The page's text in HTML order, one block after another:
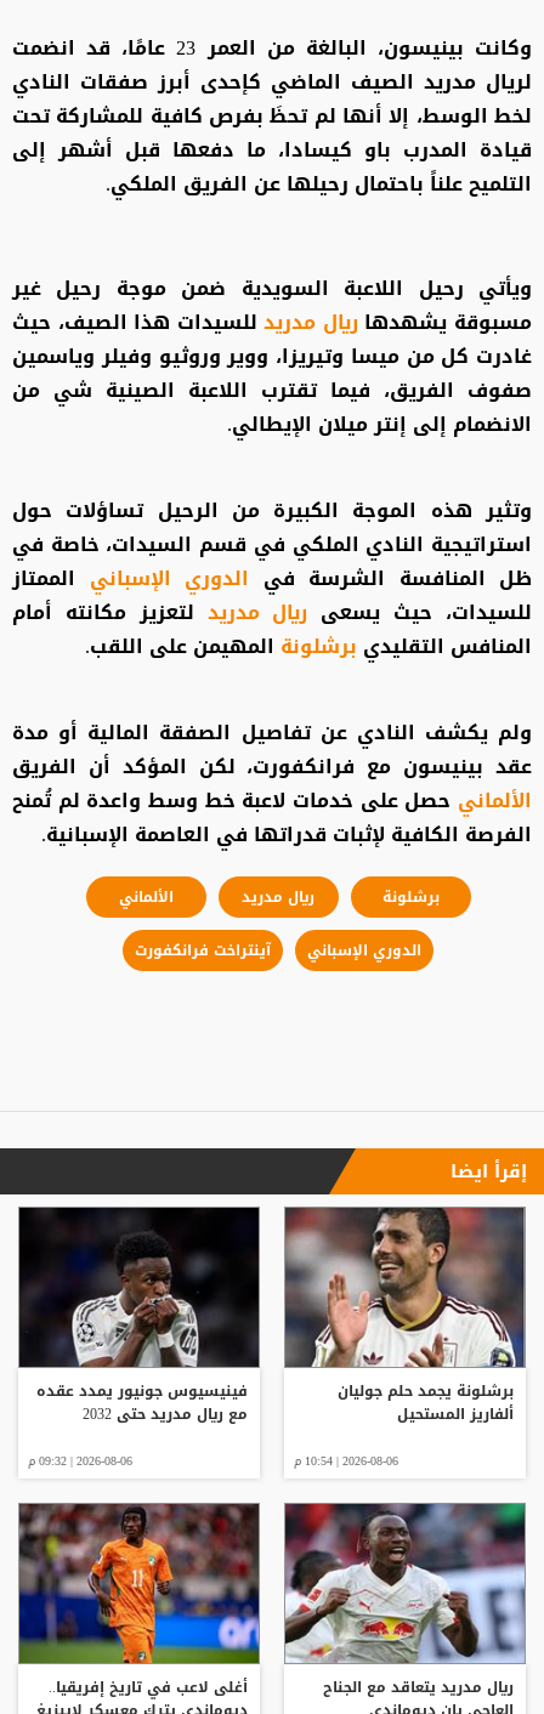
وكانت بينيسون، البالغة من العمر 23 عامًا، قد انضمت
لريال مدريد الصيف الماضي كإحدى أبرز صفقات النادي
لخط الوسط، إلا أنها لم تحظَ بفرص كافية للمشاركة تحت
قيادة المدرب باو كيسادا، ما دفعها قبل أشهر إلى
التلميح علناً باحتمال رحيلها عن الفريق الملكي.
ويأتي رحيل اللاعبة السويدية ضمن موجة رحيل غير
مسبوقة يشهدها ريال مدريدللسيدات هذا الصيف، حيث
غادرت كل من ميسا وتيريزا، ووير وروثيو وفيلر وياسمين
صفوف الفريق، فيما تقترب اللاعبة الصينية شي من
الانضمام إلى إنتر ميلان الإيطالي.
وتثير هذه الموجة الكبيرة من الرحيل تساؤلات حول
استراتيجية النادي الملكي في قسم السيدات، خاصة في
ظل المنافسة الشرسة في الدوري الإسباني الممتاز
للسيدات، حيث يسعى ريال مدريد لتعزيز مكانته أمام
المنافس التقليدي برشلونة المهيمن على اللقب.
ولم يكشف النادي عن تفاصيل الصفقة المالية أو مدة
عقد بينيسون مع فرانكفورت، لكن المؤكد أن الفريق
الألماني حصل على خدمات لاعبة خط وسط واعدة لم تُمنح
الفرصة الكافية لإثبات قدراتها في العاصمة الإسبانية.
برشلونة ريال مدريد
الألماني
الدوري الإسباني
آينتراخت فرانكفورت
إقرأ ايضا
برشلونة يجمد حلم جوليان
ألفاريز المستحيل
2026-08-06 | 10:54 م
فينيسيوس جونيور يمدد عقده
مع ريال مدريد حتى 2032
2026-08-06 | 09:32 م
ريال مدريد يتعاقد مع الجناح
أغلى لاعب في تاريخ إفريقيا..